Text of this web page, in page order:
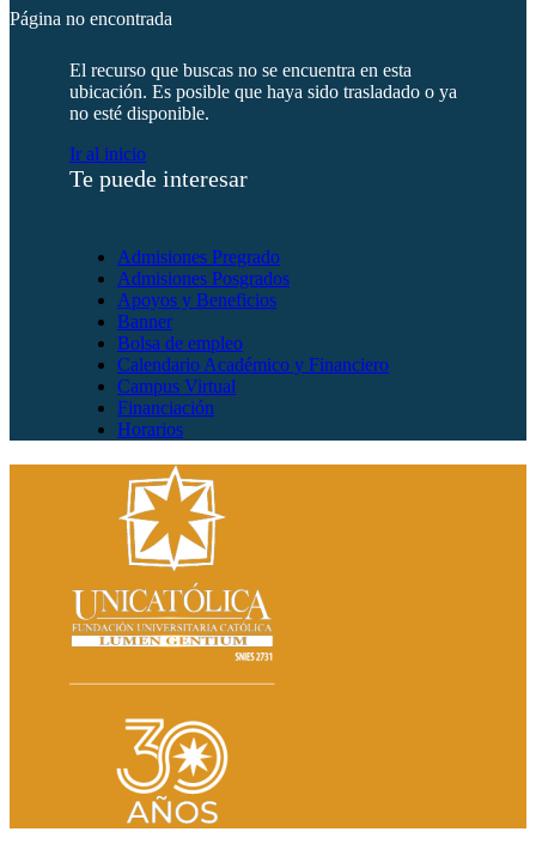
Página no encontrada
El recurso que buscas no se encuentra en esta
ubicación. Es posible que haya sido trasladado o ya
no esté disponible.
Ir al inicio
Te puede interesar
Admisiones Pregrado
Admisiones Posgrados
Apoyos y Beneficios
Banner
Bolsa de empleo
Calendario Académico y Financiero
Campus Virtual
Financiación
Horarios